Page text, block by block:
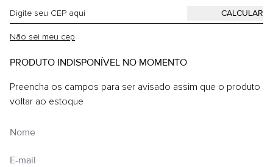
Não sei meu cep
PRODUTO INDISPONÍVEL NO MOMENTO
Preencha os campos para ser avisado assim que o produto
voltar ao estoque